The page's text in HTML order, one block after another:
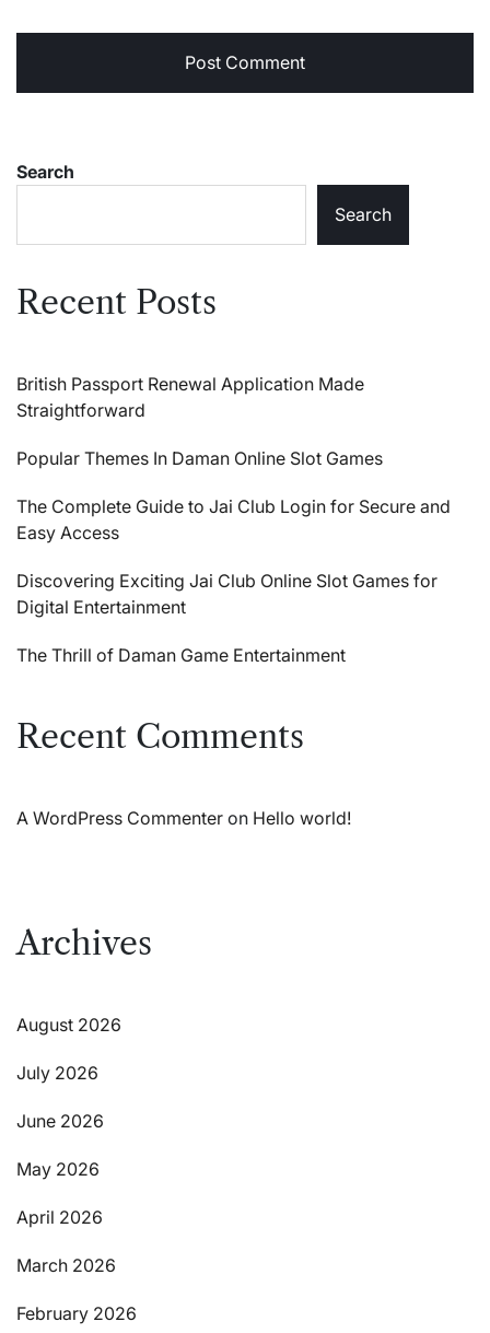
Search
Search
Recent Posts
British Passport Renewal Application Made
Straightforward
Popular Themes In Daman Online Slot Games
The Complete Guide to Jai Club Login for Secure and
Easy Access
Discovering Exciting Jai Club Online Slot Games for
Digital Entertainment
The Thrill of Daman Game Entertainment
Recent Comments
A WordPress Commenter on Hello world!
Archives
August 2026
July 2026
June 2026
May 2026
April 2026
March 2026
February 2026